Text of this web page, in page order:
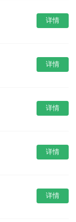
详情
详情
详情
详情
详情